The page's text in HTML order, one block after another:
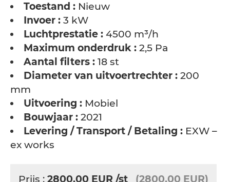
Toestand : Nieuw
Invoer : 3 kW
Luchtprestatie : 4500 m³/h
Maximum onderdruk : 2,5 Pa
Aantal filters : 18 st
Diameter van uitvoertrechter : 200
mm
Uitvoering : Mobiel
Bouwjaar : 2021
Levering / Transport / Betaling : EXW –
ex works
Prijs : 2800.00 EUR /st (2800,00 EUR)